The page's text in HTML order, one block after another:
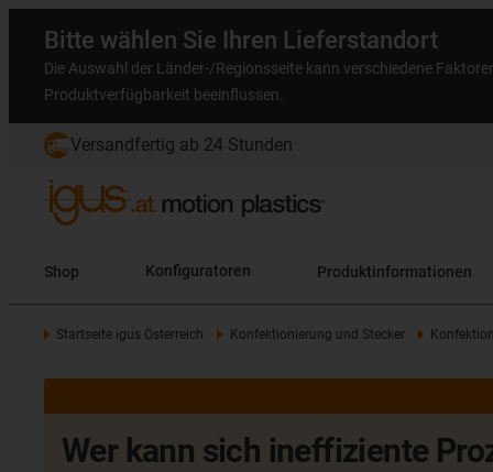
Bitte wählen Sie Ihren Lieferstandort
Die Auswahl der Länder-/Regionsseite kann verschiedene
Produktverfügbarkeit beeinflussen.
Versandfertig ab 24 Stunden
Shop Konfiguratoren Produktinformationen
Startseite igus Österreich Konfektionierung und Stecker
Wer kann sich ineffiziente